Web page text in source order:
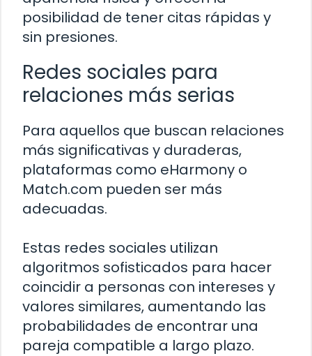
posibilidad de tener citas rápidas y
sin presiones.
Redes sociales para
relaciones más serias
Para aquellos que buscan relaciones
más significativas y duraderas,
plataformas como eHarmony o
Match.com pueden ser más
adecuadas.
Estas redes sociales utilizan
algoritmos sofisticados para hacer
coincidir a personas con intereses y
valores similares, aumentando las
probabilidades de encontrar una
pareja compatible a largo plazo.